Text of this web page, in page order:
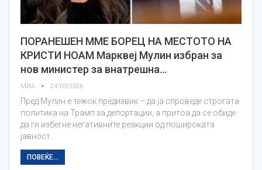
ПОРАНЕШЕН ММЕ БОРЕЦ НА МЕСТОТО НА
КРИСТИ НОАМ Марквеј Мулин избран за
нов министер за внатрешна…
МИА 24/03/2026
Пред Мулин е тежок предизвик – да ја спроведе строгата
политика на Трамп за депортации, а притоа да се обиде
да ги избегне негативните реакции од пошироката
јавност.
ПОВЕЌЕ...